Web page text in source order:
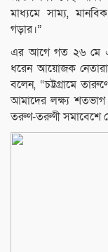
মাধ্যমে সাম্য,
গড়ার।”
এর আগে গত ২৬ মে এক
ধরেন আয়োজক
বলেন, “চট্টগ্রামে
আমাদের লক্ষ্য শতভাগ
তরুণ-তরুণী সমাবেশে